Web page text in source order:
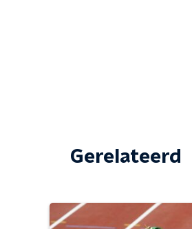
Gerelateerd